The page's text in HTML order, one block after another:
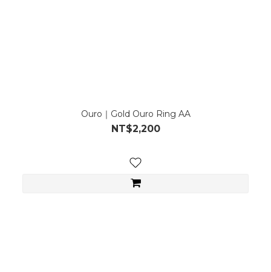
Ouro｜Gold Ouro Ring AA
NT$2,200